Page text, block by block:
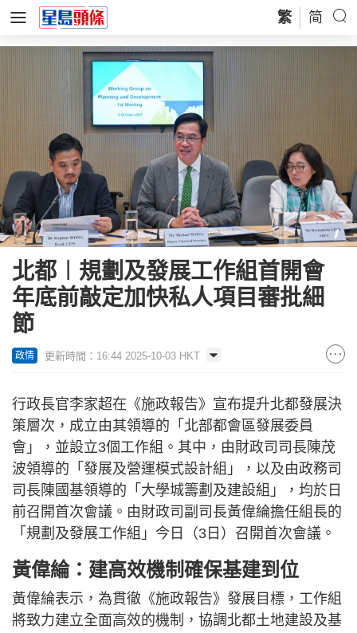
繁 简
北都︱規劃及發展工作組首開會
年底前敲定加快私人項目審批細
節
政情 更新時間：16:44 2025-10-03 HKT
行政長官李家超在《施政報告》宣布提升北都發展決
策層次，成立由其領導的「北部都會區發展委員
會」，並設立3個工作組。其中，由財政司司長陳茂
波領導的「發展及營運模式設計組」，以及由政務司
司長陳國基領導的「大學城籌劃及建設組」，均於日
前召開首次會議。由財政司副司長黃偉綸擔任組長的
「規劃及發展工作組」今日（3日）召開首次會議。
黃偉綸：建高效機制確保基建到位
黃偉綸表示，為貫徹《施政報告》發展目標，工作組
將致力建立全面高效的機制，協調北都土地建設及基